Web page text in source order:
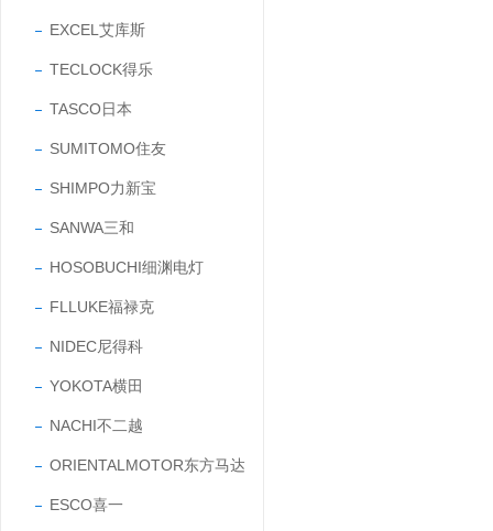
EXCEL艾库斯
TECLOCK得乐
TASCO日本
SUMITOMO住友
SHIMPO力新宝
SANWA三和
HOSOBUCHI细渊电灯
FLLUKE福禄克
NIDEC尼得科
YOKOTA横田
NACHI不二越
ORIENTALMOTOR东方马达
ESCO喜一